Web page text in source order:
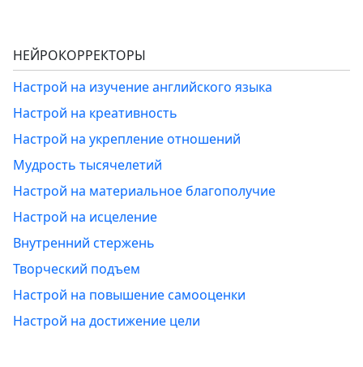
НЕЙРОКОРРЕКТОРЫ
Настрой на изучение английского языка
Настрой на креативность
Настрой на укрепление отношений
Мудрость тысячелетий
Настрой на материальное благополучие
Настрой на исцеление
Внутренний стержень
Творческий подъем
Настрой на повышение самооценки
Настрой на достижение цели